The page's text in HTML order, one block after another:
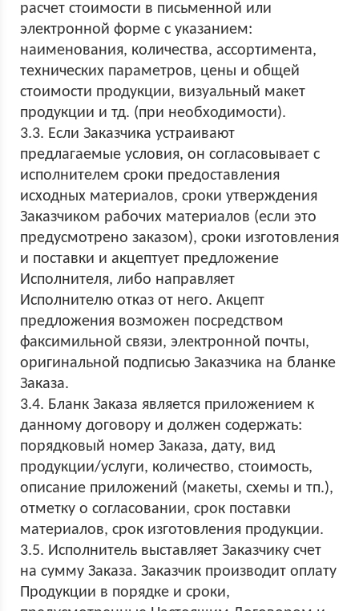
расчет стоимости в письменной или
электронной форме с указанием:
наименования, количества, ассортимента,
технических параметров, цены и общей
стоимости продукции, визуальный макет
продукции и тд. (при необходимости).
3.3. Если Заказчика устраивают
предлагаемые условия, он согласовывает с
исполнителем сроки предоставления
исходных материалов, сроки утверждения
Заказчиком рабочих материалов (если это
предусмотрено заказом), сроки изготовления
и поставки и акцептует предложение
Исполнителя, либо направляет
Исполнителю отказ от него. Акцепт
предложения возможен посредством
факсимильной связи, электронной почты,
оригинальной подписью Заказчика на бланке
Заказа.
3.4. Бланк Заказа является приложением к
данному договору и должен содержать:
порядковый номер Заказа, дату, вид
продукции/услуги, количество, стоимость,
описание приложений (макеты, схемы и тп.),
отметку о согласовании, срок поставки
материалов, срок изготовления продукции.
3.5. Исполнитель выставляет Заказчику счет
на сумму Заказа. Заказчик производит оплату
Продукции в порядке и сроки,